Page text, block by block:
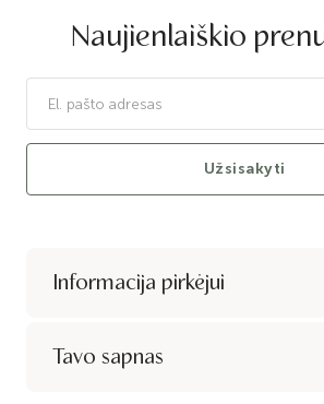
Naujienlaiškio
Užsisakyti
Informacija pirkėjui
Tavo sapnas